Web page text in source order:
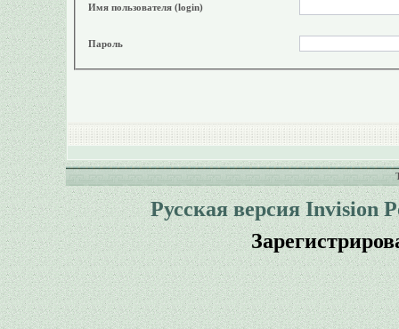
Имя пользователя (login)
Пароль
Русская версия Invision